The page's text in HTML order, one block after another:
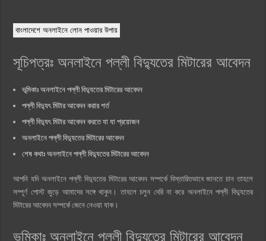
বাংলাদেশে অনলাইনে লোন পাওয়ার উপায়
সূচিপত্রঃ অনলাইনে পল্লী বিদ্যুতের মিটারের আবেদন
ভূমিকাঃ অনলাইনে পল্লী বিদ্যুতের মিটারের আবেদন
পল্লী বিদ্যুৎ মিটার আবেদন করার শর্ত
পল্লী বিদ্যুৎ মিটার আবেদন করতে যা যা প্রয়োজন
অনলাইনে পল্লী বিদ্যুতের মিটারের আবেদন
শেষ কথাঃ অনলাইনে পল্লী বিদ্যুতের মিটারের আবেদন
আপনি যদি অনলাইনে পল্লী বিদ্যুতের মিটারের আবেদন সম্পর্কে বিস্তারিতভাবে জানতে চান তাহলে
সম্পূর্ণ পোস্ট জুড়ে আমাদের সঙ্গে থাকুন। তাহলে চলুন দেরি না করে অনলাইনে পল্লী বিদ্যুতের
মিটারের আবেদন সম্পর্কে জেনে নেওয়া যাক।
ভূমিকাঃ অনলাইনে পল্লী বিদ্যুতের মিটারের আবেদন